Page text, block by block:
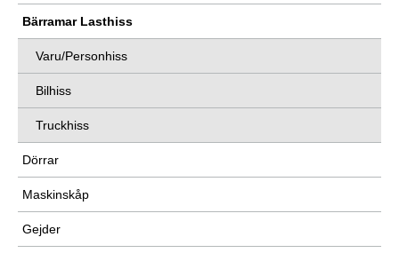
Bärramar Lasthiss
Varu/Personhiss
Bilhiss
Truckhiss
Dörrar
Maskinskåp
Gejder